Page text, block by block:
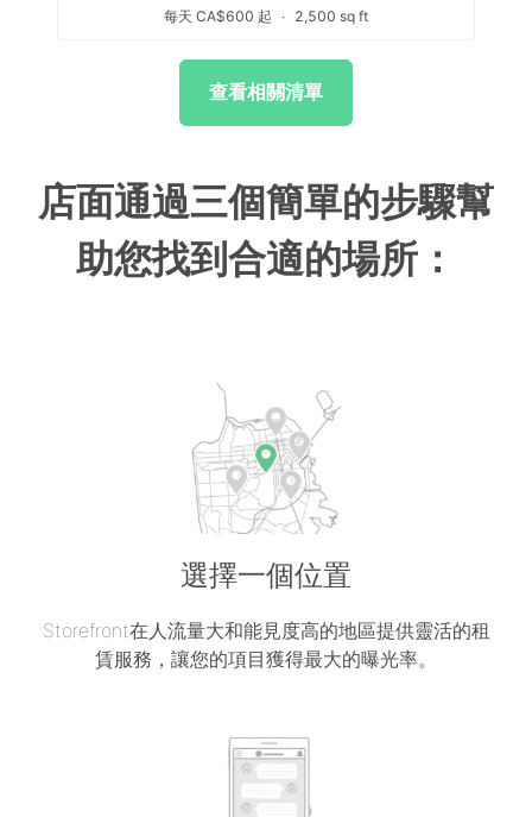
每天 CA$600 起
∙ 2,500 sq ft
查看相關清單
店面通過三個簡單的步驟幫
助您找到合適的場所：
選擇一個位置
Storefront在人流量大和能見度高的地區提供靈活的租
賃服務，讓您的項目獲得最大的曝光率。